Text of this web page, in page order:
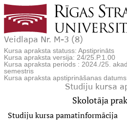
Veidlapa Nr. M-3 (8)
Kursa apraksta statuss: Apstiprināts
Kursa apraksta versija: 24/25.P.1.00
Kursa apraksta periods : 2024./25.
semestris
Kursa apraksta apstiprināšanas
Studiju kursa
Skolotāja
Studiju kursa pamatinformācija